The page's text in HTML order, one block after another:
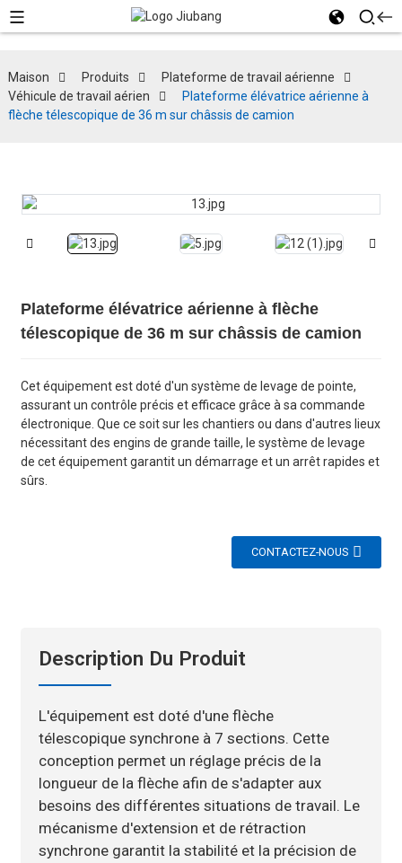
Maison Produits
Plateforme de travail aérienne
Véhicule de travail aérien
Plateforme élévatrice aérienne à
flèche télescopique de 36 m sur châssis de camion
Plateforme élévatrice aérienne à flèche
télescopique de 36 m sur châssis de camion
Cet équipement est doté d'un système de levage de pointe,
assurant un contrôle précis et efficace grâce à sa commande
électronique. Que ce soit sur les chantiers ou dans d'autres lieux
nécessitant des engins de grande taille, le système de levage
de cet équipement garantit un démarrage et un arrêt rapides et
sûrs.
CONTACTEZ-NOUS
Description Du Produit
L'équipement est doté d'une flèche
télescopique synchrone à 7 sections. Cette
conception permet un réglage précis de la
longueur de la flèche afin de s'adapter aux
besoins des différentes situations de travail. Le
mécanisme d'extension et de rétraction
synchrone garantit la stabilité et la précision de